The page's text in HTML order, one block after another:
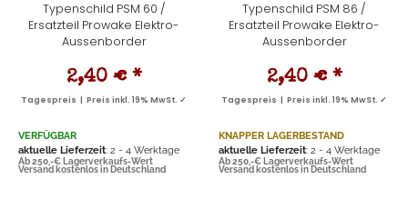
Typenschild PSM 60 /
Ersatzteil Prowake Elektro-
Aussenborder
2,40 € *
Tagespreis | Preis inkl. 19% MwSt. ✓
VERFÜGBAR
aktuelle Lieferzeit: 2 - 4 Werktage
Ab 250,-€ Lagerverkaufs-Wert
Versand kostenlos in Deutschland
Typenschild PSM 86 /
Ersatzteil Prowake Elektro-
Aussenborder
2,40 € *
Tagespreis | Preis inkl. 19% MwSt. ✓
KNAPPER LAGERBESTAND
aktuelle Lieferzeit: 2 - 4 Werktage
Ab 250,-€ Lagerverkaufs-Wert
Versand kostenlos in Deutschland